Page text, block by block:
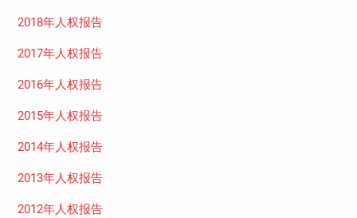
2018年人权报告
2017年人权报告
2016年人权报告
2015年人权报告
2014年人权报告
2013年人权报告
2012年人权报告